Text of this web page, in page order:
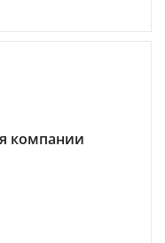
компании